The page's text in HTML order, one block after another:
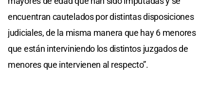
encuentran cautelados por distintas disposiciones
judiciales, de la misma manera que hay 6 menores
que están interviniendo los distintos juzgados de
menores que intervienen al respecto”.